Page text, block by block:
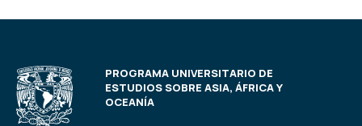
PROGRAMA UNIVERSITARIO DE
ESTUDIOS SOBRE ASIA, ÁFRICA Y
OCEANÍA